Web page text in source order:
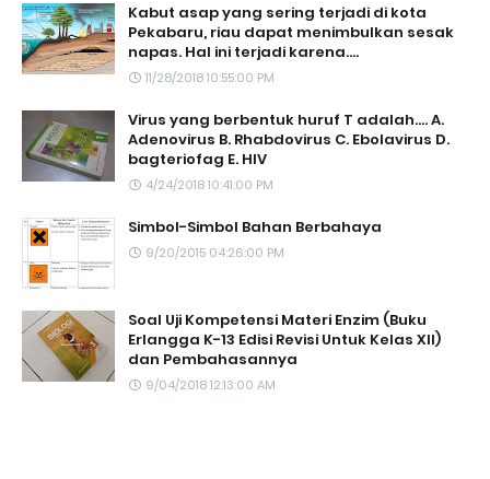
Kabut asap yang sering terjadi di kota
Pekabaru, riau dapat menimbulkan sesak
napas. Hal ini terjadi karena....
11/28/2018 10:55:00 PM
Virus yang berbentuk huruf T adalah.... A.
Adenovirus B. Rhabdovirus C. Ebolavirus D.
bagteriofag E. HIV
4/24/2018 10:41:00 PM
Simbol-Simbol Bahan Berbahaya
9/20/2015 04:26:00 PM
Soal Uji Kompetensi Materi Enzim (Buku
Erlangga K-13 Edisi Revisi Untuk Kelas XII)
dan Pembahasannya
9/04/2018 12:13:00 AM